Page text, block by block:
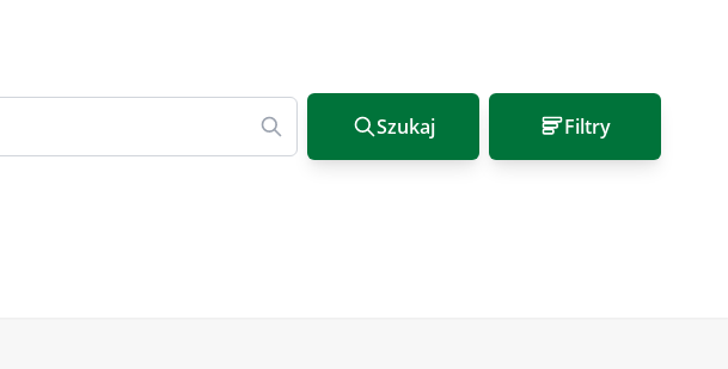
Szukaj Filtry